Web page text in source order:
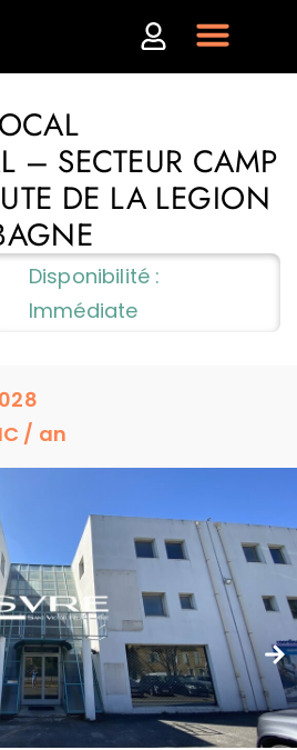
– SECTEUR CAMP
DE LA LEGION
Disponibilité :
Immédiate
/ an